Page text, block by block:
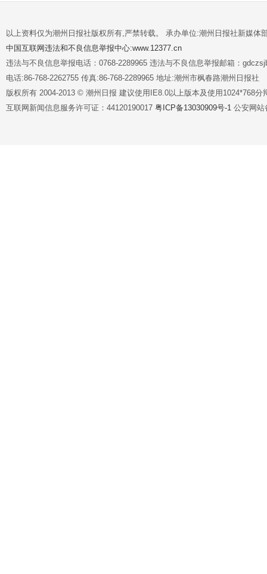
以上资料仅为潮州日报社版权所有,严禁转载。 承办单位:潮州日报社新媒体
中国互联网违法和不良信息举报中心:www.12377.cn
违法与不良信息举报电话：0768-2289965 违法与不良信息举报邮箱：
电话:86-768-2262755 传真:86-768-2289965 地址:潮州市枫春路潮州日报社
版权所有 2004-2013 © 潮州日报 建议使用IE8.0以上版本及使用1024*768分
互联网新闻信息服务许可证：44120190017 粤ICP备13030909号-1 公安网站